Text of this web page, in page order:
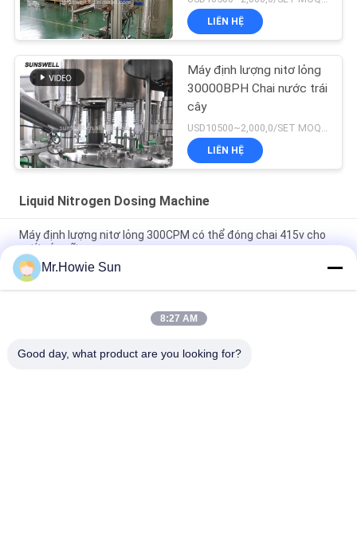
LIÊN HỆ
Máy định lượng nitơ lỏng
30000BPH Chai nước trái
cây
USD10500~2,000,0/SET MOQ:1 bộ
LIÊN HỆ
Liquid Nitrogen Dosing Machine
Máy định lượng nitơ lỏng 300CPM có thể đóng chai 415v cho
nước ép sữa
Nhôm có thể Máy phun nitơ lỏng 10000BPH Cấp thực phẩm
cho dây chuyền đóng hộp
Nhôm có thể hệ thống định lượng nitơ lỏng cho nước giải khát
Mr.Howie Sun
8:27 AM
Good day, what product are you looking for?